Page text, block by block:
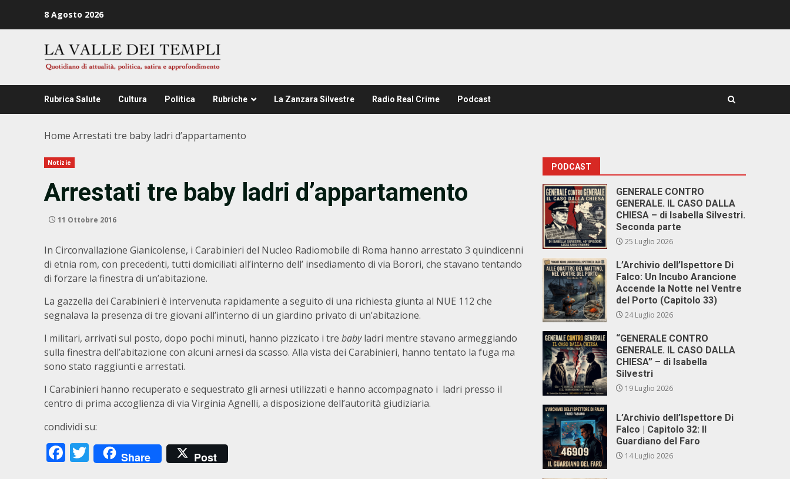
8 Agosto 2026
Rubrica Salute Cultura Politica Rubriche La Zanzara Silvestre Radio Real Crime Podcast
Home Arrestati tre baby ladri d’appartamento
Notizie
Arrestati tre baby ladri d’appartamento
11 Ottobre 2016
In Circonvallazione Gianicolense, i Carabinieri del Nucleo Radiomobile di Roma hanno arrestato 3 quindicenni
di etnia rom, con precedenti, tutti domiciliati all’interno dell’ insediamento di via Borori, che stavano tentando
di forzare la finestra di un’abitazione.
La gazzella dei Carabinieri è intervenuta rapidamente a seguito di una richiesta giunta al NUE 112 che
segnalava la presenza di tre giovani all’interno di un giardino privato di un’abitazione.
I militari, arrivati sul posto, dopo pochi minuti, hanno pizzicato i tre babyladri mentre stavano armeggiando
sulla finestra dell’abitazione con alcuni arnesi da scasso. Alla vista dei Carabinieri, hanno tentato la fuga ma
sono stato raggiunti e arrestati.
I Carabinieri hanno recuperato e sequestrato gli arnesi utilizzati e hanno accompagnato i ladri presso il
centro di prima accoglienza di via Virginia Agnelli, a disposizione dell’autorità giudiziaria.
condividi su:
Facebook
Twitter
Share Post
PODCAST
GENERALE CONTRO
GENERALE. IL CASO DALLA
CHIESA – di Isabella Silvestri.
Seconda parte
25 Luglio 2026
L’Archivio dell’Ispettore Di
Falco: Un Incubo Arancione
Accende la Notte nel Ventre
del Porto (Capitolo 33)
24 Luglio 2026
“GENERALE CONTRO
GENERALE. IL CASO DALLA
CHIESA” – di Isabella
Silvestri
19 Luglio 2026
L’Archivio dell’Ispettore Di
Falco | Capitolo 32: Il
Guardiano del Faro
14 Luglio 2026